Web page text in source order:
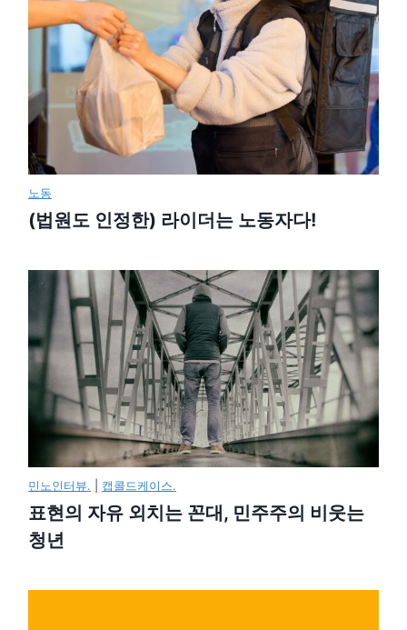
노동
(법원도 인정한) 라이더는 노동자다!
민노인터뷰. 캡콜드케이스.
표현의 자유 외치는 꼰대, 민주주의 비웃는
청년